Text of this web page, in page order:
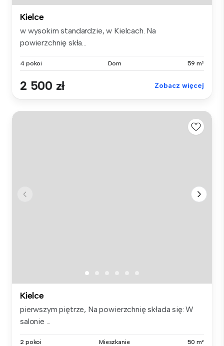
Kielce
w wysokim standardzie, w Kielcach. Na
powierzchnię skła...
4 pokoi Dom 59 m²
2 500 zł Zobacz więcej
Kielce
pierwszym piętrze, Na powierzchnię składa się: W
salonie ...
2 pokoi Mieszkanie 50 m²